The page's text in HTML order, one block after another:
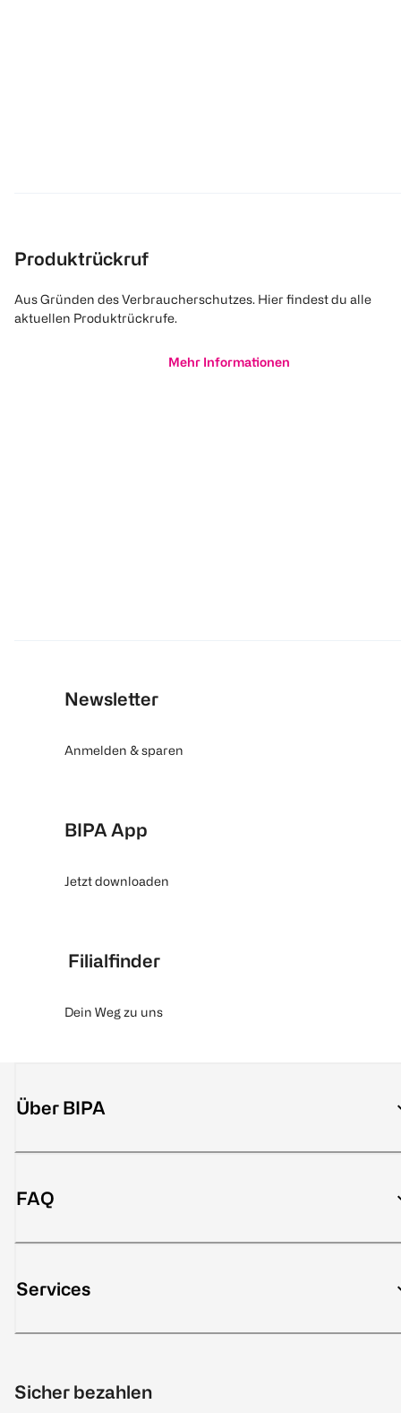
Produktrückruf
Aus Gründen des Verbraucherschutzes. Hier findest du alle
aktuellen Produktrückrufe.
Mehr Informationen
Newsletter
Anmelden & sparen
BIPA App
Jetzt downloaden
Filialfinder
Dein Weg zu uns
Über BIPA
FAQ
Services
Sicher bezahlen